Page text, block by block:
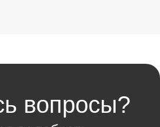
вопросы?